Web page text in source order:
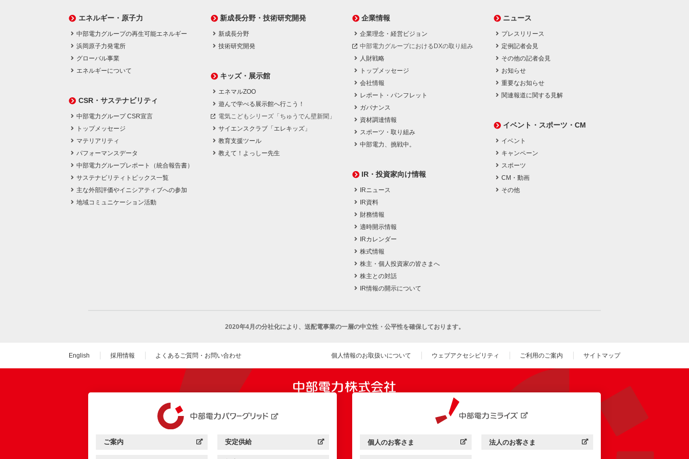
エネルギー・原子力
中部電力グループの再生可能エネルギー
浜岡原子力発電所
グローバル事業
エネルギーについて
CSR・サステナビリティ
中部電力グループ CSR宣言
トップメッセージ
マテリアリティ
パフォーマンスデータ
中部電力グループレポート（統合報告書）
サステナビリティトピックス一覧
主な外部評価やイニシアティブへの参加
地域コミュニケーション活動
新成長分野・技術研究開発
新成長分野
技術研究開発
キッズ・展示館
エネマルZOO
遊んで学べる展示館へ行こう！
電気こどもシリーズ「ちゅうでん壁新聞」
サイエンスクラブ「エレキッズ」
教育支援ツール
教えて！よっしー先生
企業情報
企業理念・経営ビジョン
中部電力グループにおけるDXの取り組み
人財戦略
トップメッセージ
会社情報
レポート・パンフレット
ガバナンス
資材調達情報
スポーツ・取り組み
中部電力、挑戦中。
IR・投資家向け情報
IRニュース
IR資料
財務情報
適時開示情報
IRカレンダー
株式情報
株主・個人投資家の皆さまへ
株主との対話
IR情報の開示について
ニュース
プレスリリース
定例記者会見
その他の記者会見
お知らせ
重要なお知らせ
関連報道に関する見解
イベント・スポーツ・CM
イベント
キャンペーン
スポーツ
CM・動画
その他
2020年4月の分社化により、 送配電事業の一層の中立性・公平性を確保しております。
English 採用情報 よくあるご質問・お問い合わせ 個人情報のお取扱いについて ウェブアクセシビリティ ご利用のご案内 サイトマップ
中部電力パワーグリッド：
ご案内
（新しいウィンドウを開きます） 中部電力パワーグリッド：
安定供給
（新しいウィンドウを開きます） 中部電力ミライズ：
個人のお客さま
（新しいウィンドウを開きます） 中部電力ミライズ：
法人のお客さま
（新しいウィンドウを開きます）